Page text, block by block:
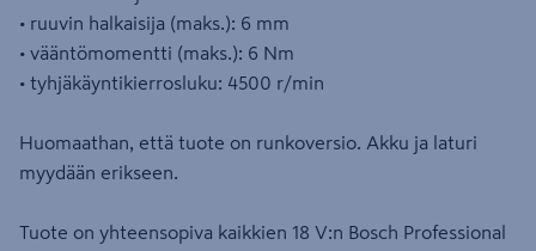
• ruuvin halkaisija (maks.): 6 mm
• vääntömomentti (maks.): 6 Nm
• tyhjäkäyntikierrosluku: 4500 r/min
Huomaathan, että tuote on runkoversio. Akku ja laturi
myydään erikseen.
Tuote on yhteensopiva kaikkien 18 V:n Bosch Professional